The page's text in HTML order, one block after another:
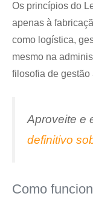
Os princípios do
apenas à
como logística,
mesmo na
filosofia de gestão
Aproveite e
definitivo
Como